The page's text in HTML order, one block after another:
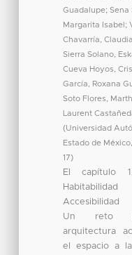
Guadalupe; Sena
Margarita Isabel ;
Chavarría,
Sierra Solano,
Cueva Hoyos,
García, Roxana
Soto Flores,
Laurent
(Universidad
Estado de México,
17)
El capítulo
Accesibilidad
Un reto
arquitectura
el espacio a